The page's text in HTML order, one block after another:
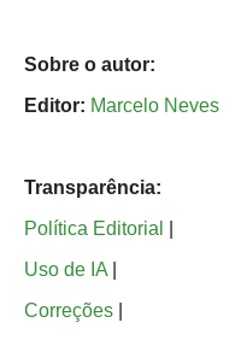
Sobre o autor:
Editor: Marcelo Neves
Transparência:
Política Editorial
Uso de IA
Correções